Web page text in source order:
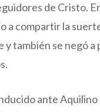
de Cristo.
a compartir la
y también se negó a
ante